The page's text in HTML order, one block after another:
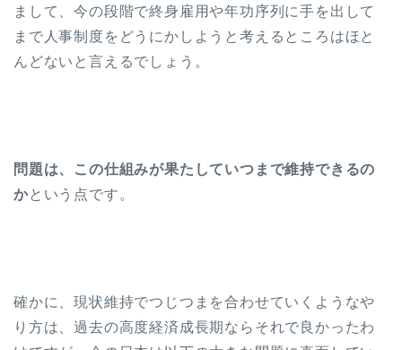
まして、今の段階で終身雇用や年功序列に手を出して
まで人事制度をどうにかしようと考えるところはほと
んどないと言えるでしょう。
問題は、この仕組みが果たしていつまで維持できるの
かという点です。
確かに、現状維持でつじつまを合わせていくようなや
り方は、過去の高度経済成長期ならそれで良かったわ